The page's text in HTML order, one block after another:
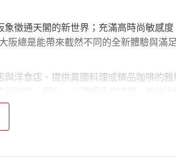
通天閣的新世界；充滿高時尚敏感度
總是能帶來截然不同的全新體驗與滿
食店、提供異國料理或精品咖啡的雅
成為人們出發與抵達時不可錯過的必訪